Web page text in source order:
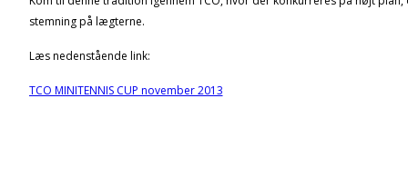
stemning på lægterne.
Læs nedenstående link:
TCO MINITENNIS CUP november 2013